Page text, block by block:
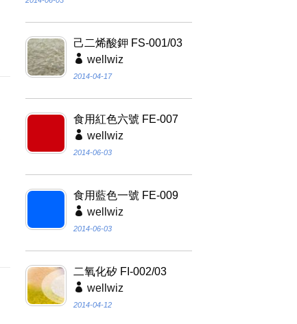
己二烯酸鉀 FS-001/03
wellwiz
2014-04-17
食用紅色六號 FE-007
wellwiz
2014-06-03
食用藍色一號 FE-009
wellwiz
2014-06-03
二氧化矽 FI-002/03
wellwiz
2014-04-12